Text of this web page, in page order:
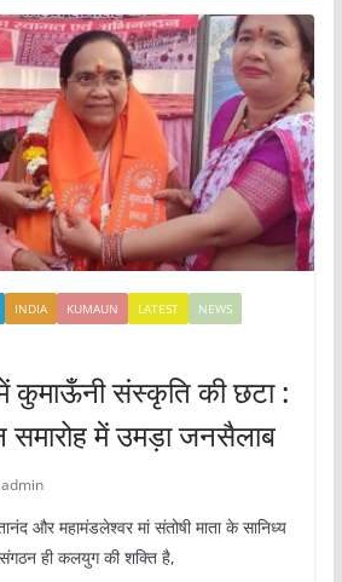
INDIA KUMAUN LATEST
NEWS
कुमाऊँनी संस्कृति की छटा :
समारोह में उमड़ा जनसैलाब
admin
और महामंडलेश्वर मां संतोषी माता के सानिध्य
ही कलयुग की शक्ति है,